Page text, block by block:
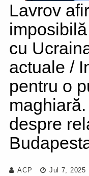
Lavrov
cu
actuale /
pentru o
despre
ACP Jul 7, 2025